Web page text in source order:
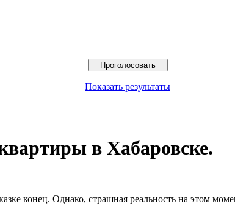
Показать результаты
в Хабаровске.
конец. Однако, страшная реальность на этом